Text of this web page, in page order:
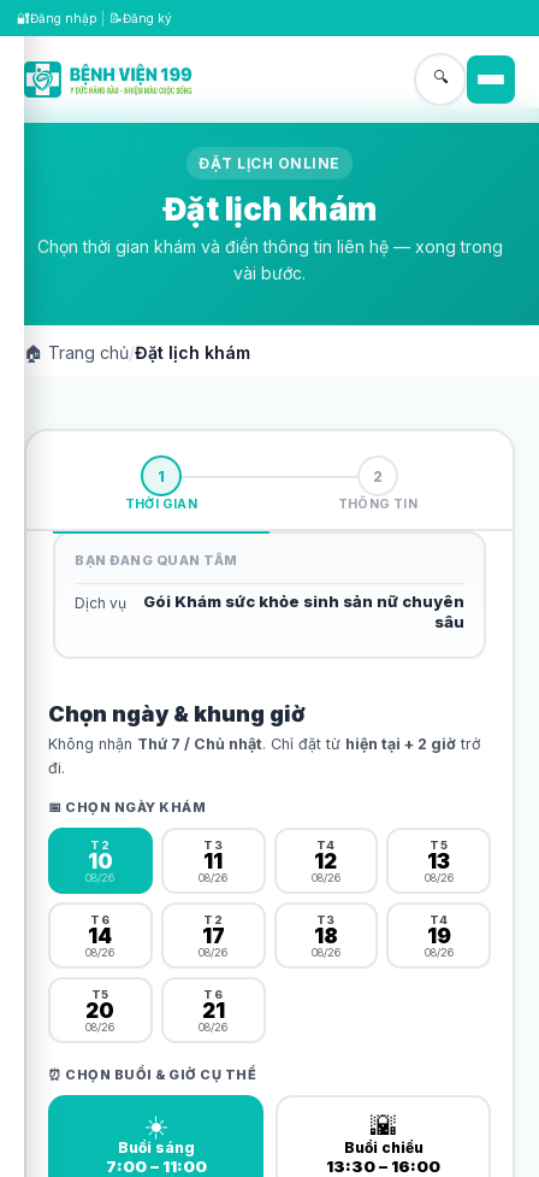
🔐Đăng nhập 📝Đăng ký
🔍
ĐẶT LỊCH ONLINE
Đặt lịch khám
Chọn thời gian khám và điền thông tin liên hệ — xong trong
vài bước.
🏠 Trang chủ/Đặt lịch khám
1
THỜI GIAN
2
THÔNG TIN
BẠN ĐANG QUAN TÂM
Dịch vụ
Gói Khám sức khỏe sinh sản nữ chuyên
sâu
Chọn ngày & khung giờ
Không nhận Thứ 7 / Chủ nhật. Chỉ đặt từ hiện tại + 2 giờ trở
đi.
📅 CHỌN NGÀY KHÁM
T2
10
08/26
T3
11
08/26
T4
12
08/26
T5
13
08/26
T6
14
08/26
T2
17
08/26
T3
18
08/26
T4
19
08/26
T5
20
08/26
T6
21
08/26
⏰ CHỌN BUỔI & GIỜ CỤ THỂ
☀️
Buổi sáng
7:00 – 11:00
🌇
Buổi chiều
13:30 – 16:00